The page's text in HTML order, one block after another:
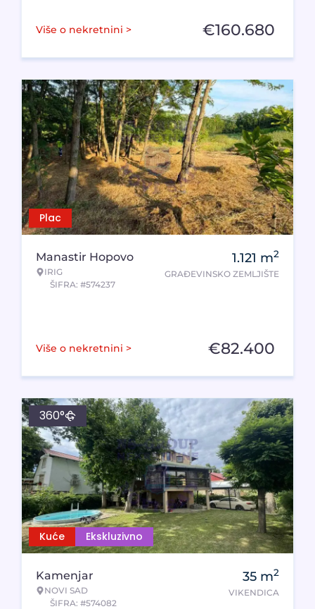
Više o nekretnini > €160.680
Plac
Manastir Hopovo
IRIG
ŠIFRA: #574237
1.121 m2
GRAĐEVINSKO ZEMLJIŠTE
Više o nekretnini > €82.400
Kuće Ekskluzivno
360°
Kamenjar
NOVI SAD
ŠIFRA: #574082
35 m2
VIKENDICA